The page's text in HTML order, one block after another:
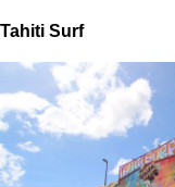
Tahiti Surf